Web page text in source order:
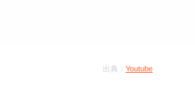
出典： Youtube